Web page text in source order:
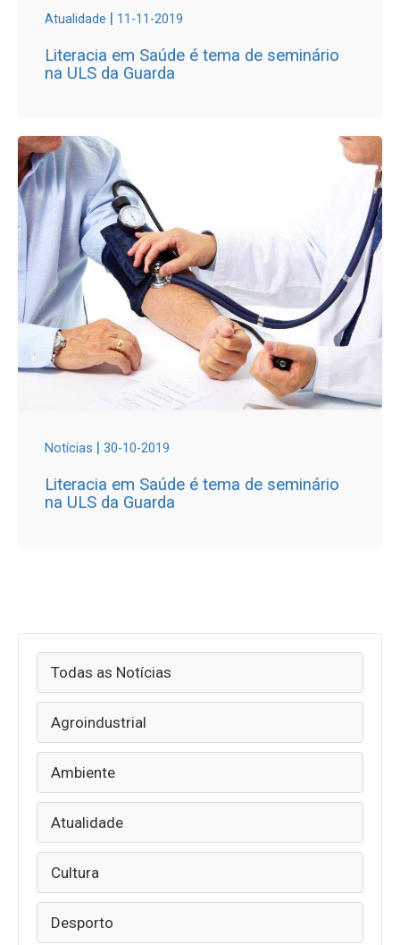
Atualidade | 11-11-2019
Literacia em Saúde é tema de seminário
na ULS da Guarda
Notícias | 30-10-2019
Literacia em Saúde é tema de seminário
na ULS da Guarda
Todas as Notícias
Agroindustrial
Ambiente
Atualidade
Cultura
Desporto